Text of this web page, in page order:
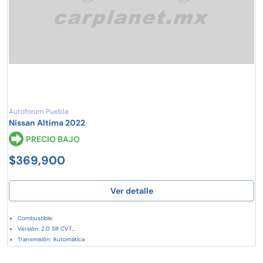
Autoforum Puebla
Nissan Altima 2022
PRECIO BAJO
$369,900
Ver detalle
Combustible:
Versión: 2.0 SR CVT...
Transmisión: Automática